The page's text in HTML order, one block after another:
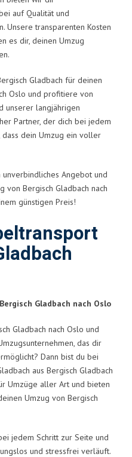
auf Qualität und
Unsere transparenten Kosten
es dir, deinen Umzug
Gladbach für deinen
Oslo und profitiere von
unserer langjährigen
Partner, der dich bei jedem
dein Umzug ein voller
Angebot und
von Bergisch Gladbach nach
günstigen Preis!
Gladbach nach Oslo
Gladbach nach Oslo und
das dir
Dann bist du bei
aus Bergisch Gladbach
Umzüge aller Art und bieten
Umzug von Bergisch
jedem Schritt zur Seite und
und stressfrei verläuft.